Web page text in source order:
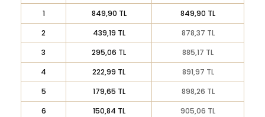
1
849,90 TL
849,90 TL
2
439,19 TL
878,37 TL
3
295,06 TL
885,17 TL
4
222,99 TL
891,97 TL
5
179,65 TL
898,26 TL
6
150,84 TL 905,06 TL